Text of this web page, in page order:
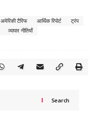
अमेरिकी टैरिफ आर्थिक रिपोर्ट
ट्रंप
व्यापार नीतियाँ
Search